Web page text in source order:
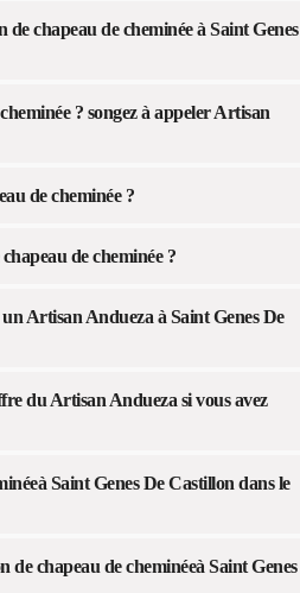
chapeau de cheminée à Saint Genes
? songez à appeler Artisan
de cheminée ?
de cheminée ?
Artisan Andueza à Saint Genes De
du Artisan Andueza si vous avez
Saint Genes De Castillon dans le
chapeau de cheminéeà Saint Genes